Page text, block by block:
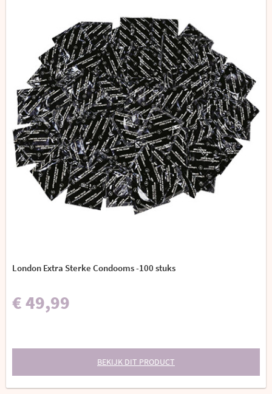
London Extra Sterke Condooms -100 stuks
€ 49,99
BEKIJK DIT PRODUCT